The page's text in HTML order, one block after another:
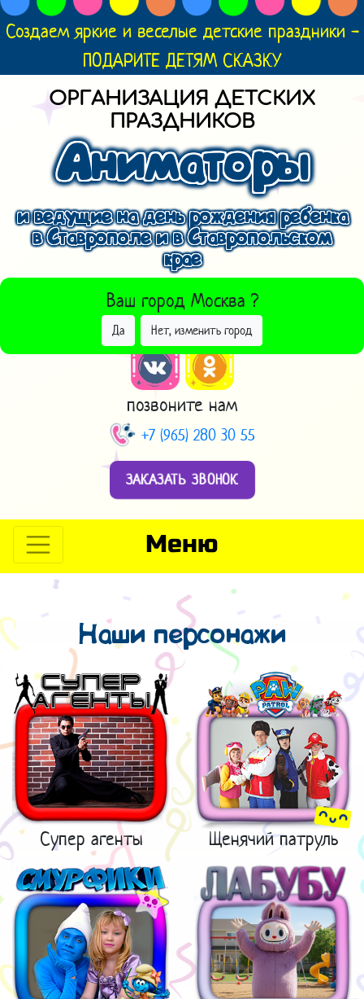
Создаем яркие и веселые детские праздники -
ПОДАРИТЕ ДЕТЯМ СКАЗКУ
ОРГАНИЗАЦИЯ ДЕТСКИХ
ПРАЗДНИКОВ
Аниматоры
и ведущие на день рождения ребенка
в Ставрополе и в Ставропольском
крае
Ваш город Москва ?
Да Нет, изменить город
ВЫБРАТЬ ДРУГОЙ ГОРОД
позвоните нам
+7 (965) 280 30 55
ЗАКАЗАТЬ ЗВОНОК
Меню
Наши персонажи
Супер агенты Щенячий патруль